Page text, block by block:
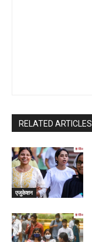
RELATED ARTICLES
एजुकेशन